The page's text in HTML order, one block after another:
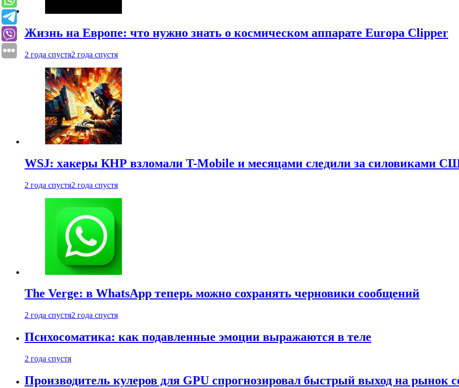
Жизнь на Европе: что нужно знать о космическом аппарате Europa Clipper
2 года спустя2 года спустя
WSJ: хакеры КНР взломали T-Mobile и месяцами следили за силовиками
2 года спустя2 года спустя
The Verge: в WhatsApp теперь можно сохранять черновики сообщений
2 года спустя2 года спустя
Психосоматика: как подавленные эмоции выражаются в теле
2 года спустя
Производитель кулеров для GPU спрогнозировал быстрый выход на рынок